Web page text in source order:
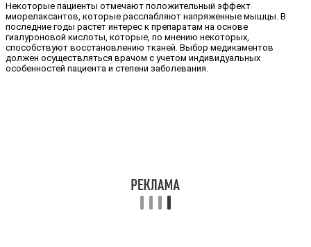
Некоторые пациенты отмечают положительный эффект
миорелаксантов, которые расслабляют напряженные мышцы. В
последние годы растет интерес к препаратам на основе
гиалуроновой кислоты, которые, по мнению некоторых,
способствуют восстановлению тканей. Выбор медикаментов
должен осуществляться врачом с учетом индивидуальных
особенностей пациента и степени заболевания.